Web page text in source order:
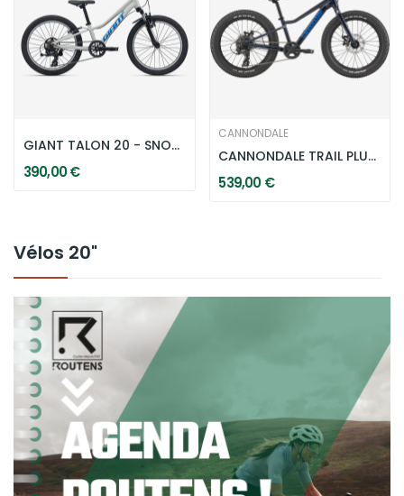
Vélos 20"
GIANT TALON 20 - SNOW DRIFT
390,00 €
CANNONDALE
CANNONDALE TRAIL PLUS 20" - MIDNIGHT
539,00 €